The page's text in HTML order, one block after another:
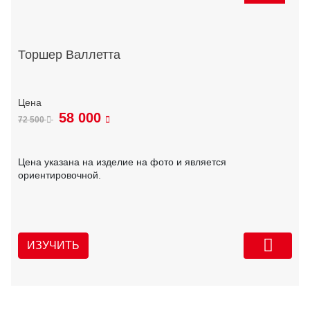
Торшер Валлетта
72 500 58 000
Цена указана на изделие на фото и является
ориентировочной.
ИЗУЧИТЬ